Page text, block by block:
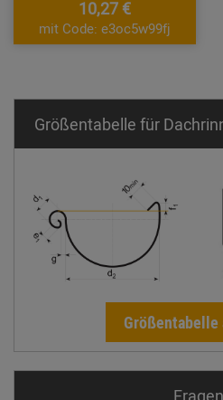
10,27 €
mit Code: e3oc5w99fj
Größentabelle für
Größentabelle